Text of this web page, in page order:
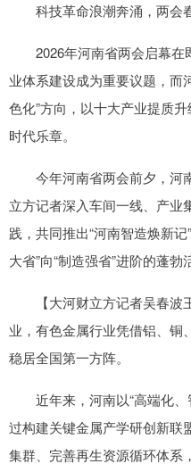
科技革命浪潮奔涌，两会春
2026年河南省两会启幕在
业体系建设成为重要议题，而
色化”方向，以十大产业提质
时代乐章。
今年河南省两会前夕，河
立方记者深入车间一线、产业
践，共同推出“河南智造焕新
大省”向“制造强省”进阶的蓬勃
【大河财立方记者吴春波
业，有色金属行业凭借铝、铜
稳居全国第一方阵。
近年来，河南以“高端化、
过构建关键金属产学研创新联
集群、完善再生资源循环体系